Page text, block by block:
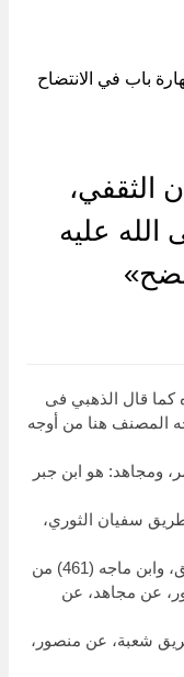
باب في الانتضاح
الثقفي،
عليه
قال الذهبي فى
المصنف هنا من أوجه
ومجاهد: هو ابن جبر
فى "المجتبى" (135) من طريق سفيان الثوري،
وأخرجه أيضا (135) من طريق عمار بن رزيق، وابن ماجه (461) من
عن مجاهد، عن
في "الكبرى" (134) من طريق شعبة، عن منصور،